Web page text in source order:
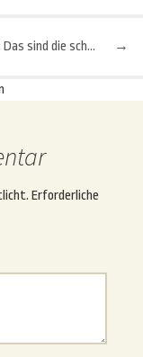
→
Hongkong: Das sind die schönsten Erholungsgebiete der Stadt
Erforderliche